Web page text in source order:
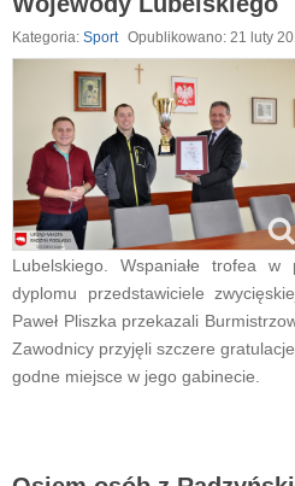
Kategoria: Sport Opublikowano: 21 luty
Lubelskiego. Wspaniałe trofea w
dyplomu przedstawiciele
Paweł Pliszka przekazali
Zawodnicy przyjęli szczere
godne miejsce w jego gabinecie.